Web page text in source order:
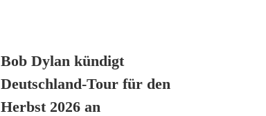
Bob Dylan kündigt
Deutschland-Tour für den
Herbst 2026 an